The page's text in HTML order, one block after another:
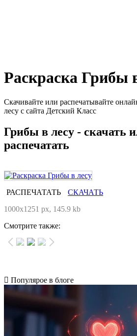
Раскраска Грибы
Скачивайте или распечатывайте
лесу с сайта Детский Класс
Грибы в лесу - скачать
распечатать
РАСПЕЧАТАТЬ
СКАЧАТЬ
1000x1251 px, 145.9 kb
Смотрите также:
Популярое в блоге